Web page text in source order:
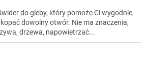
do gleby, który pomoże Ci wygodnie,
dowolny otwór. Nie ma znaczenia,
drzewa, napowietrzać...